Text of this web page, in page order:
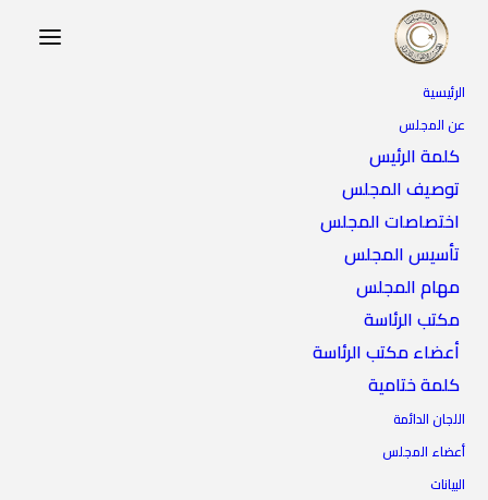
الرئيسية
عن المجلس
كلمة الرئيس
توصيف المجلس
اختصاصات المجلس
تأسيس المجلس
مهام المجلس
مكتب الرئاسة
أعضاء مكتب الرئاسة
كلمة ختامية
اللجان الدائمة
أعضاء المجلس
البيانات